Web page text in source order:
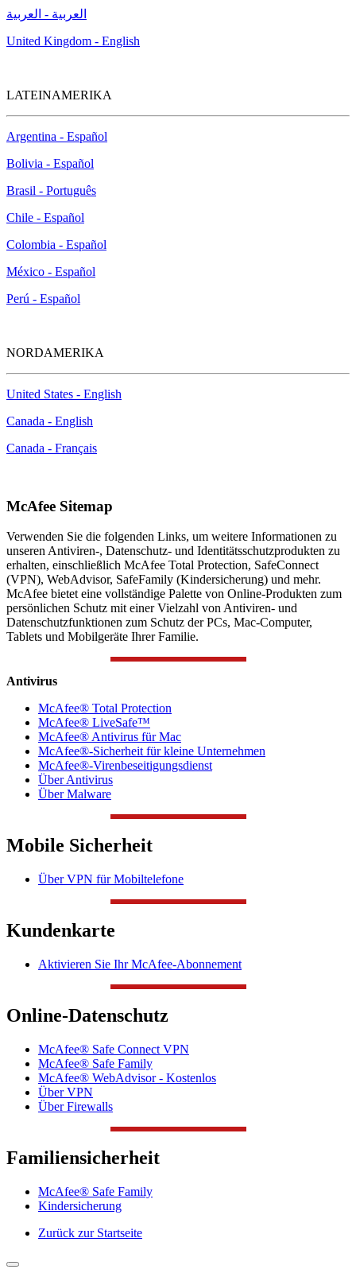
العربية - العربية
United Kingdom - English
LATEINAMERIKA
Argentina - Español
Bolivia - Español
Brasil - Português
Chile - Español
Colombia - Español
México - Español
Perú - Español
NORDAMERIKA
United States - English
Canada - English
Canada - Français
McAfee Sitemap
Verwenden Sie die folgenden Links, um weitere Informationen zu
unseren Antiviren-, Datenschutz- und Identitätsschutzprodukten zu
erhalten, einschließlich McAfee Total Protection, SafeConnect
(VPN), WebAdvisor, SafeFamily (Kindersicherung) und mehr.
McAfee bietet eine vollständige Palette von Online-Produkten zum
persönlichen Schutz mit einer Vielzahl von Antiviren- und
Datenschutzfunktionen zum Schutz der PCs, Mac-Computer,
Tablets und Mobilgeräte Ihrer Familie.
Antivirus
McAfee® Total Protection
McAfee® LiveSafe™
McAfee® Antivirus für Mac
McAfee®-Sicherheit für kleine Unternehmen
McAfee®-Virenbeseitigungsdienst
Über Antivirus
Über Malware
Mobile Sicherheit
Über VPN für Mobiltelefone
Kundenkarte
Aktivieren Sie Ihr McAfee-Abonnement
Online-Datenschutz
McAfee® Safe Connect VPN
McAfee® Safe Family
McAfee® WebAdvisor - Kostenlos
Über VPN
Über Firewalls
Familiensicherheit
McAfee® Safe Family
Kindersicherung
Zurück zur Startseite